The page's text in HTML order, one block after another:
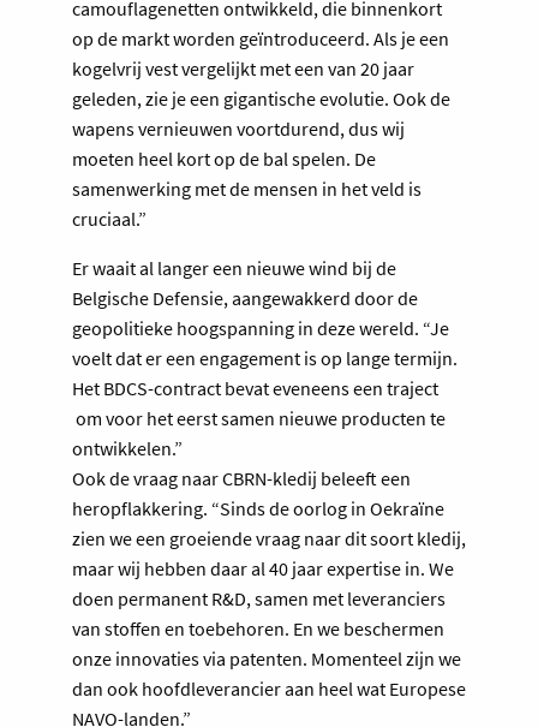
camouflagenetten ontwikkeld, die binnenkort
op de markt worden geïntroduceerd. Als je een
kogelvrij vest vergelijkt met een van 20 jaar
geleden, zie je een gigantische evolutie. Ook de
wapens vernieuwen voortdurend, dus wij
moeten heel kort op de bal spelen. De
samenwerking met de mensen in het veld is
cruciaal.”
Er waait al langer een nieuwe wind bij de
Belgische Defensie, aangewakkerd door de
geopolitieke hoogspanning in deze wereld. “Je
voelt dat er een engagement is op lange termijn.
Het BDCS-contract bevat eveneens een traject
om voor het eerst samen nieuwe producten te
ontwikkelen.”
Ook de vraag naar CBRN-kledij beleeft een
heropflakkering. “Sinds de oorlog in Oekraïne
zien we een groeiende vraag naar dit soort kledij,
maar wij hebben daar al 40 jaar expertise in. We
doen permanent R&D, samen met leveranciers
van stoffen en toebehoren. En we beschermen
onze innovaties via patenten. Momenteel zijn we
dan ook hoofdleverancier aan heel wat Europese
NAVO-landen.”